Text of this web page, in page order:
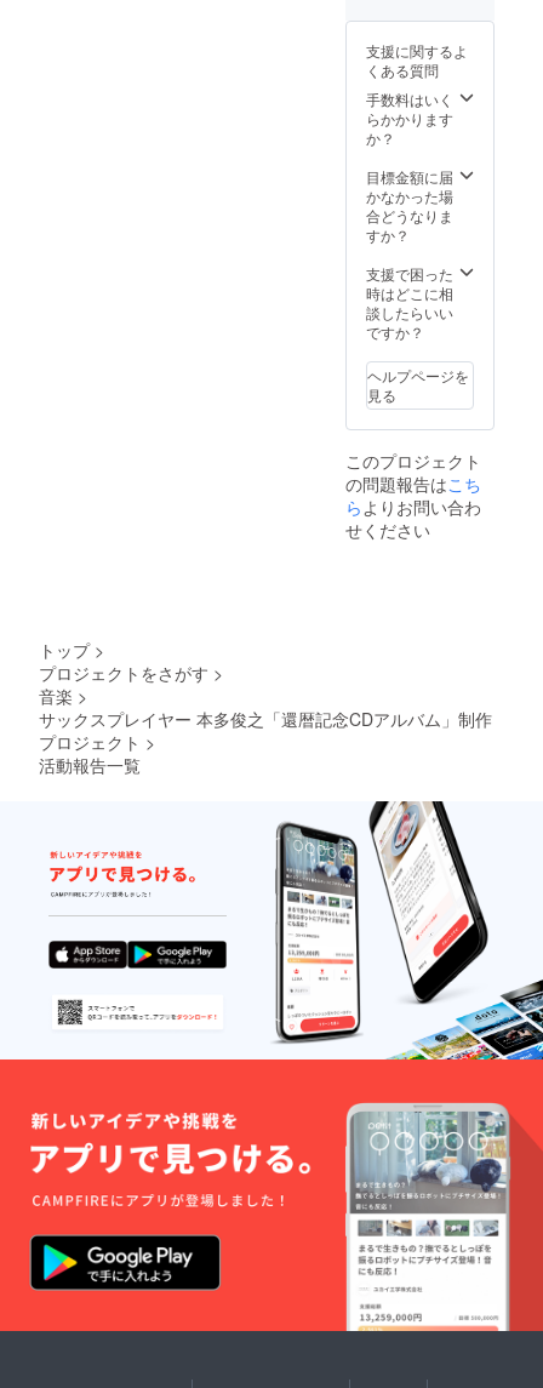
せんの
承くだ
さい。
【サイ
ズ】 ベ
ルの直
15.5cm
底の直
径：約
8.5cm
（一番
長い部
分）：
約12cm
客様ご
てお願
いいた
しま
す。
者およ
は、日
程や演
奏曲な
どを考
慮しつ
相談の
上で決
めさせ
ていた
す。 ※
上記の
金額に
は、出
交通費
を含み
ます。
ホール
等の使
用料が
かかる
場合
は、お
支援に関するよ
くある質問
手数料はいく
らかかります
か？
目標金額に届
かなかった場
合どうなりま
すか？
支援で困った
時はどこに相
談したらいい
ですか？
ヘルプページを
見る
このプロジェクト
の問題報告はこち
ら よりお問い合わ
せください
トップ >
プロジェクトをさがす >
音楽 >
サックスプレイヤー 本多俊之「還暦記念CDアルバム」制作
プロジェクト >
活動報告一覧